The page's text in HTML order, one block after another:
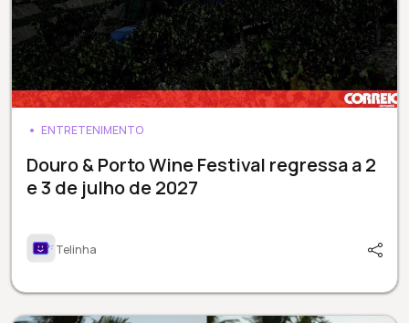
ENTRETENIMENTO
Douro & Porto Wine Festival regressa a 2
e 3 de julho de 2027
Telinha